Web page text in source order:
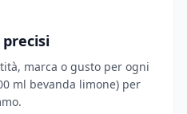
marca o gusto per ogni
ml bevanda limone) per